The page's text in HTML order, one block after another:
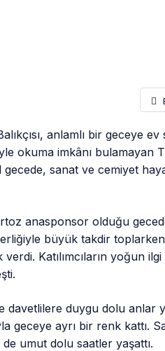
anlamlı bir geceye ev
okuma imkânı bulamayan
sanat ve cemiyet
anasponsor olduğu
büyük takdir
Katılımcıların yoğun
duygu dolu anlar
ayrı bir renk kattı.
umut dolu saatler yaşattı.